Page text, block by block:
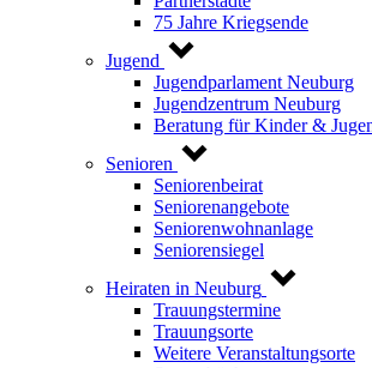
75 Jahre Kriegsende
Jugend
Jugendparlament Neuburg
Jugendzentrum Neuburg
Beratung für Kinder &
Senioren
Seniorenbeirat
Seniorenangebote
Seniorenwohnanlage
Seniorensiegel
Heiraten in Neuburg
Trauungstermine
Trauungsorte
Weitere Veranstaltungsorte